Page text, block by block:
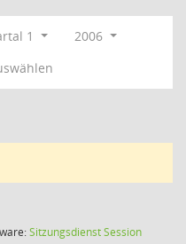
1
2006
SitzungsdienstSession(Wird in